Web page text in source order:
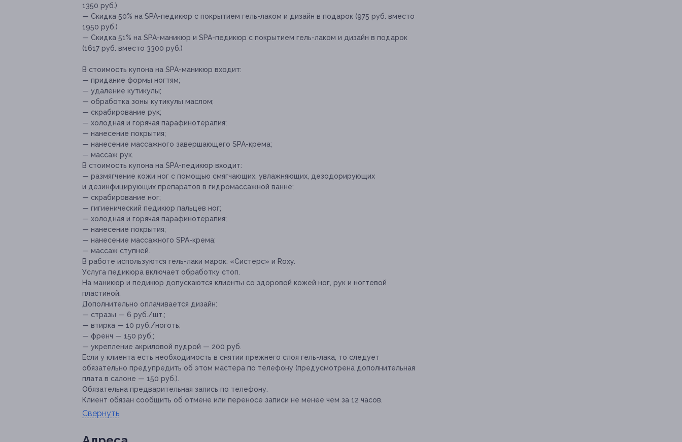
1350 руб.)
— Скидка 50% на SPA-педикюр с покрытием гель-лаком и дизайн в подарок (975 руб. вместо
1950 руб.)
— Скидка 51% на SPA-маникюр и SPA-педикюр с покрытием гель-лаком и дизайн в подарок
(1617 руб. вместо 3300 руб.)
В стоимость купона на SPA-маникюр входит:
— придание формы ногтям;
— удаление кутикулы;
— обработка зоны кутикулы маслом;
— скрабирование рук;
— холодная и горячая парафинотерапия;
— нанесение покрытия;
— нанесение массажного завершающего SPA-крема;
— массаж рук.
В стоимость купона на SPA-педикюр входит:
— размягчение кожи ног с помощью смягчающих, увлажняющих, дезодорирующих
и дезинфицирующих препаратов в гидромассажной ванне;
— скрабирование ног;
— гигиенический педикюр пальцев ног;
— холодная и горячая парафинотерапия;
— нанесение покрытия;
— нанесение массажного SPA-крема;
— массаж ступней.
В работе используются гель-лаки марок: «Систерс» и Roxy.
Услуга педикюра включает обработку стоп.
На маникюр и педикюр допускаются клиенты со здоровой кожей ног, рук и ногтевой
пластиной.
Дополнительно оплачивается дизайн:
— стразы — 6 руб./шт.;
— втирка — 10 руб./ноготь;
— френч — 150 руб.;
— укрепление акриловой пудрой — 200 руб.
Если у клиента есть необходимость в снятии прежнего слоя гель-лака, то следует
обязательно предупредить об этом мастера по телефону (предусмотрена дополнительная
плата в салоне — 150 руб.).
Обязательна предварительная запись по телефону.
Клиент обязан сообщить об отмене или переносе записи не менее чем за 12 часов.
Свернуть